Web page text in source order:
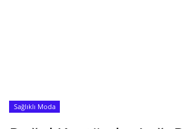
Tanı-Tedavi
Sağlıklı Moda